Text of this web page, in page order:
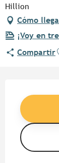
Hillion
Cómo
¡Voy en
Compartir